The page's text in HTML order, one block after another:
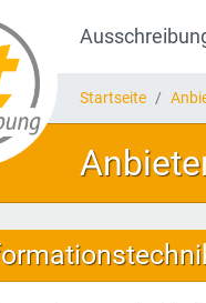
Startseite